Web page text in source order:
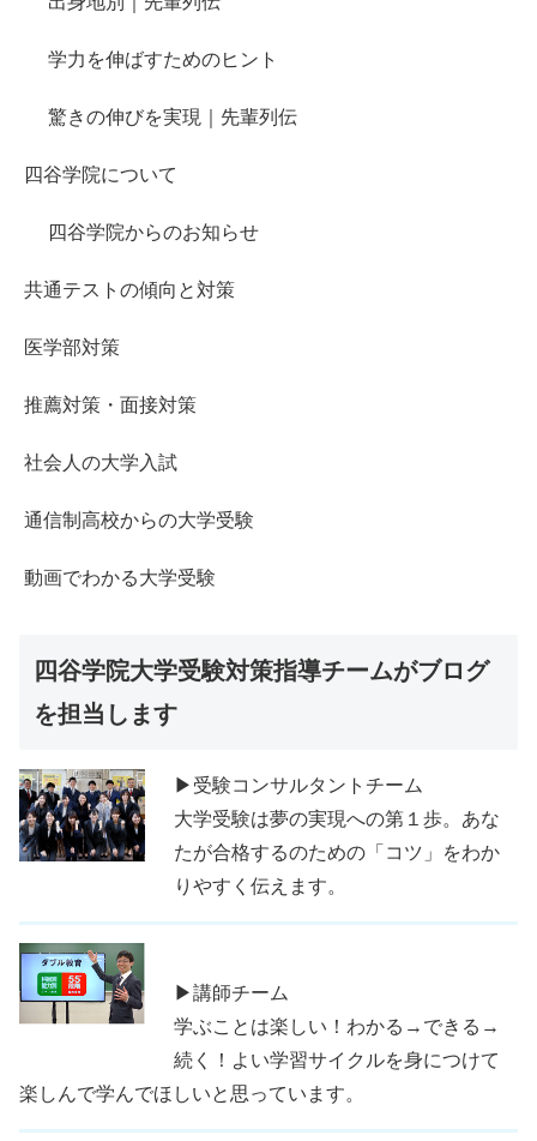
学力を伸ばすためのヒント
驚きの伸びを実現｜先輩列伝
四谷学院について
四谷学院からのお知らせ
共通テストの傾向と対策
医学部対策
推薦対策・面接対策
社会人の大学入試
通信制高校からの大学受験
動画でわかる大学受験
四谷学院大学受験対策指導チームがブログ
を担当します
▶受験コンサルタントチーム
大学受験は夢の実現への第１歩。あな
たが合格するのための「コツ」をわか
りやすく伝えます。
▶講師チーム
学ぶことは楽しい！わかる→できる→
続く！よい学習サイクルを身につけて
楽しんで学んでほしいと思っています。